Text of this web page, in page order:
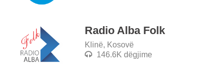
Radio Alba Folk
Klinë, Kosovë
146.6K dëgjime